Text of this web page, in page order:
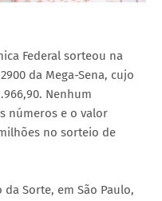
Federal sorteou na
da Mega-Sena, cujo
Nenhum
números e o valor
no sorteio de
Sorte, em São Paulo,